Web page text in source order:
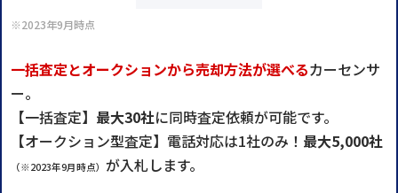
※2023年9月時点
一括査定とオークションから売却方法が選べるカーセンサ
ー。
【一括査定】 最大30社に同時査定依頼が可能です。
【オークション型査定】電話対応は1社のみ！ 最大5,000社
（※2023年9月時点） が入札します。